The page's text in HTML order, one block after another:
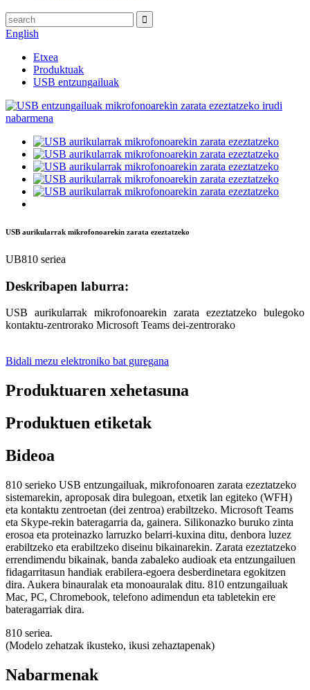
English
Etxea
Produktuak
USB entzungailuak
USB aurikularrak mikrofonoarekin zarata ezeztatzeko
UB810 seriea
Deskribapen laburra:
USB aurikularrak mikrofonoarekin zarata ezeztatzeko bulegoko
kontaktu-zentrorako Microsoft Teams dei-zentrorako
Bidali mezu elektroniko bat guregana
Produktuaren xehetasuna
Produktuen etiketak
Bideoa
810 serieko USB entzungailuak, mikrofonoaren zarata ezeztatzeko
sistemarekin, aproposak dira bulegoan, etxetik lan egiteko (WFH)
eta kontaktu zentroetan (dei zentroa) erabiltzeko. Microsoft Teams
eta Skype-rekin bateragarria da, gainera. Silikonazko buruko zinta
erosoa eta proteinazko larruzko belarri-kuxina ditu, denbora luzez
erabiltzeko eta erabiltzeko diseinu bikainarekin. Zarata ezeztatzeko
errendimendu bikainak, banda zabaleko audioak eta entzungailuen
fidagarritasun handiak erabilera-egoera desberdinetara egokitzen
dira. Aukera binauralak eta monoauralak ditu. 810 entzungailuak
Mac, PC, Chromebook, telefono adimendun eta tabletekin ere
bateragarriak dira.
810 seriea.
(Modelo zehatzak ikusteko, ikusi zehaztapenak)
Nabarmenak